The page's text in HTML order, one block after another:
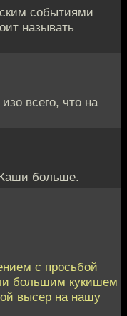
событиями
называть
всего, что на
больше.
с просьбой
большим кукишем
высер на нашу